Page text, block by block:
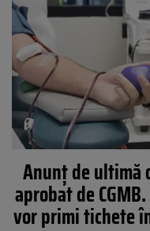
Anunț de ultimă
aprobat de
vor primi tichete